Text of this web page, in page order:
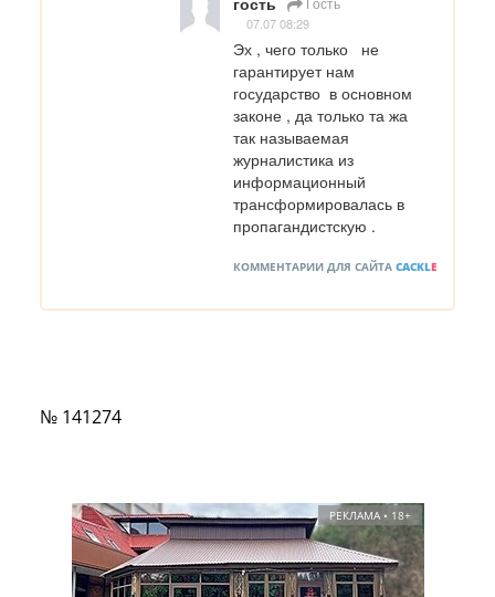
07.07 08:29
Эх , чего только   не
гарантирует нам
государство  в основном
законе , да только та жа
так называемая
журналистика из
информационный
трансформировалась в
пропагандистскую .
КОММЕНТАРИИ ДЛЯ САЙТА CACKLE
№ 141274
РЕКЛАМА • 18+